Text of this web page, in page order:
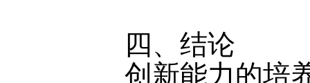
四、结论
创新能力的培养